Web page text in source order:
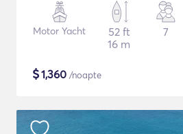
Motor Yacht
52 ft
16 m
7
$1,360 /noapte